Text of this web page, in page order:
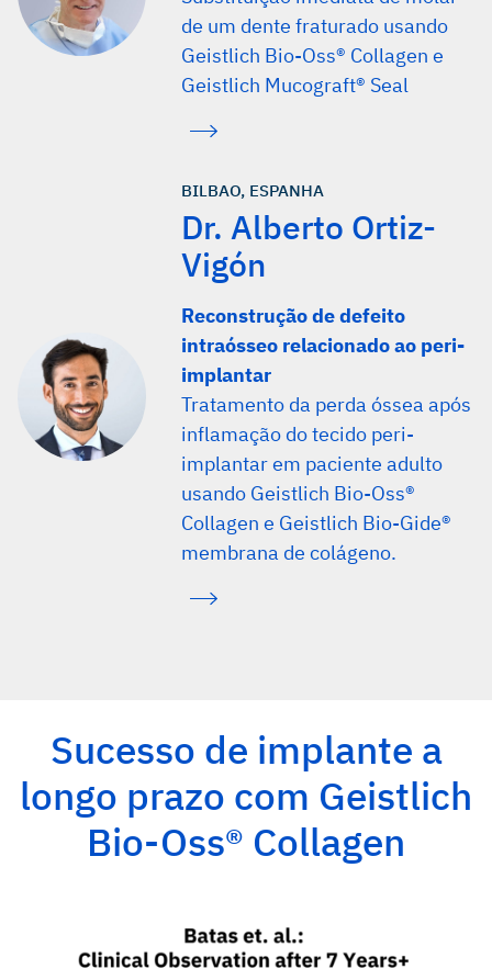
de um dente fraturado usando
Geistlich Bio-Oss® Collagen e
Geistlich Mucograft® Seal
BILBAO, ESPANHA
Dr. Alberto Ortiz-
Vigón
Reconstrução de defeito
intraósseo relacionado ao peri-
implantar
Tratamento da perda óssea após
inflamação do tecido peri-
implantar em paciente adulto
usando Geistlich Bio-Oss®
Collagen e Geistlich Bio-Gide®
membrana de colágeno.
Sucesso de implante a
longo prazo com Geistlich
Bio-Oss® Collagen